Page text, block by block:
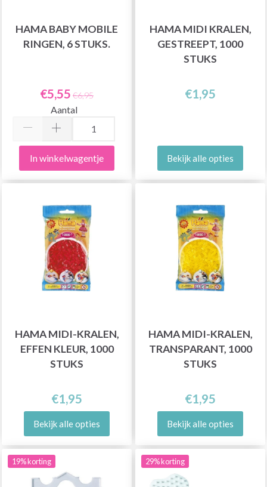
HAMA BABY MOBILE
RINGEN, 6 STUKS.
€5,55 €6,95
Aantal
In winkelwagentje
HAMA MIDI KRALEN,
GESTREEPT, 1000
STUKS
€1,95
Bekijk alle opties
HAMA MIDI-KRALEN,
EFFEN KLEUR, 1000
STUKS
€1,95
Bekijk alle opties
HAMA MIDI-KRALEN,
TRANSPARANT, 1000
STUKS
€1,95
Bekijk alle opties
19% korting 29% korting